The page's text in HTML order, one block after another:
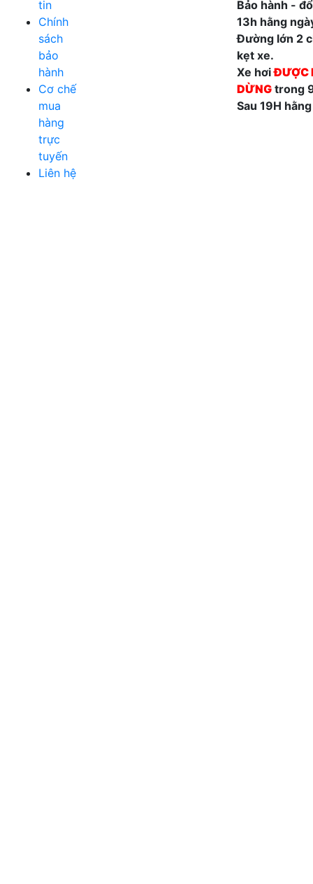
tin
Chính
sách
bảo
hành
Cơ chế
mua
hàng
trực
tuyến
Liên hệ
Bảo hành -
13h hằng
Đường lớn 2
kẹt xe.
Xe hơiĐƯỢC
DỪNG trong
Sau 19H